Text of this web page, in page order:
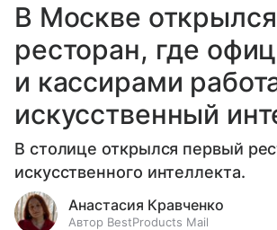
В Москве открылся
ресторан, где
и кассирами
искусственный
В столице открылся первый
искусственного интеллекта.
Анастасия Кравченко
Автор BestProducts Mail